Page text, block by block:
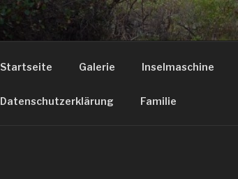
Startseite Galerie Inselmaschine
Datenschutzerklärung Familie